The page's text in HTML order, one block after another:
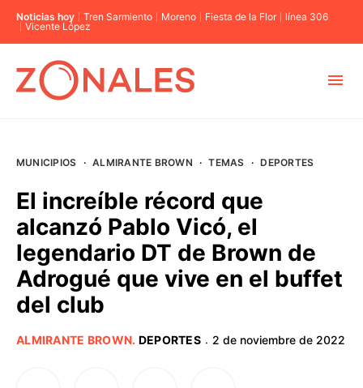
Noticias hoy Tren Sarmiento Moreno Fiesta de la Flor
línea 306
Vicente López
BUENOS AIRES
PROVINCIAS
MUNICIPIOS · ALMIRANTE BROWN · TEMAS · DEPORTES
El increíble récord que
alcanzó Pablo Vicó, el
legendario DT de Brown de
Adrogué que vive en el buffet
del club
ALMIRANTE BROWN. DEPORTES · 2 de noviembre de 2022